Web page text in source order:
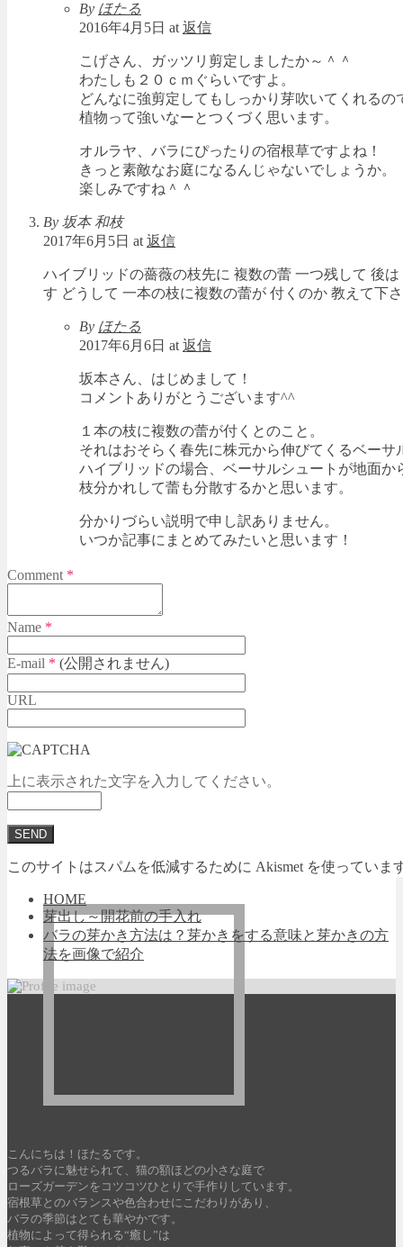
By ほたる
2016年4月5日 at 返信
こげさん、ガッツリ剪定しましたか～＾＾
わたしも２０ｃｍぐらいですよ。
どんなに強剪定してもしっかり芽吹いてくれるの
植物って強いなーとつくづく思います。
オルラヤ、バラにぴったりの宿根草ですよね！
きっと素敵なお庭になるんじゃないでしょうか。
楽しみですね＾＾
By 坂本 和枝
2017年6月5日 at 返信
ハイブリッドの薔薇の枝先に 複数の蕾 一つ残して 後
す どうして 一本の枝に複数の蕾が 付くのか 教えて下
By ほたる
2017年6月6日 at 返信
坂本さん、はじめまして！
コメントありがとうございます^^
１本の枝に複数の蕾が付くとのこと。
それはおそらく春先に株元から伸びてくるベー
ハイブリッドの場合、ベーサルシュートが地面
枝分かれして蕾も分散するかと思います。
分かりづらい説明で申し訳ありません。
いつか記事にまとめてみたいと思います！
Comment *
Name *
E-mail * (公開されません)
URL
上に表示された文字を入力してください。
このサイトはスパムを低減するために Akismet を使っていま
HOME
芽出し～開花前の手入れ
バラの芽かき方法は？芽かきをする意味と芽かきの方
法を画像で紹介
こんにちは！ほたるです。
つるバラに魅せられて、猫の額ほどの小さな庭で
ローズガーデンをコツコツひとりで手作りしています。
宿根草とのバランスや色合わせにこだわりがあり、
バラの季節はとても華やかです。
植物によって得られる“癒し”は